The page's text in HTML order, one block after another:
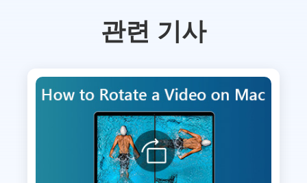
관련 기사